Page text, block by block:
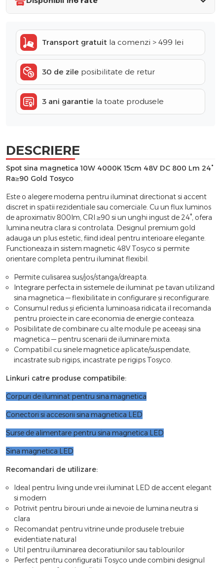
Transport gratuit la comenzi > 499 lei
30 de zile posibilitate de retur
3 ani garantie la toate produsele
DESCRIERE
Spot sina magnetica 10W 4000K 15cm 48V DC 800 Lm 24°
Ra≥90 Gold Tosyco
Este o alegere moderna pentru iluminat directionat si accent
discret in spatii rezidentiale sau comerciale. Cu un flux luminos
de aproximativ 800lm, CRI ≥90 si un unghi ingust de 24°, ofera
lumina neutra clara si controlata. Designul premium gold
adauga un plus estetic, fiind ideal pentru interioare elegante.
Functioneaza in sistem magnetic 48V Tosyco si permite
orientare completa pentru iluminat flexibil.
Permite culisarea sus/jos/stanga/dreapta.
Integrare perfecta in sistemele de iluminat pe tavan utilizand
sina magnetica — flexibilitate in configurare și reconfigurare.
Consumul redus și eficienta luminoasa ridicata il recomanda
pentru proiecte in care economia de energie conteaza.
Posibilitate de combinare cu alte module pe aceeași sina
magnetica — pentru scenarii de iluminare mixta.
Compatibil cu sinele magnetice aplicate/suspendate,
incastrate sub rigips, incastrate pe rigips Tosyco.
Linkuri catre produse compatibile:
Corpuri de iluminat pentru sina magnetica
Conectori si accesorii sina magnetica LED
Surse de alimentare pentru sina magnetica LED
Sina magnetica LED
Recomandari de utilizare:
Ideal pentru living unde vrei iluminat LED de accent elegant
si modern
Potrivit pentru birouri unde ai nevoie de lumina neutra si
clara
Recomandat pentru vitrine unde produsele trebuie
evidentiate natural
Util pentru iluminarea decoratiunilor sau tablourilor
Perfect pentru configuratii Tosyco unde combini designul